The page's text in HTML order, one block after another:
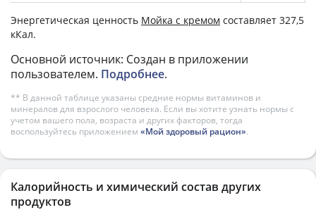
Энергетическая ценность Мойка с кремом составляет 327,5
кКал.
Основной источник: Создан в приложении
пользователем. Подробнее.
** В данной таблице указаны средние нормы витаминов и
минералов для взрослого человека. Если вы хотите узнать нормы с
учетом вашего пола, возраста и других факторов, тогда
воспользуйтесь приложением «Мой здоровый рацион».
Калорийность и химический состав других
продуктов